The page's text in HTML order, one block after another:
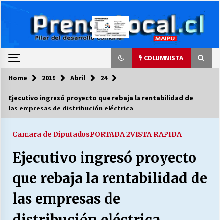
COLUMNISTA
COLUMNISTA
03/08/2026
LA DC POR SIEMPRE.RECORDANDO 69 AÑOS DE
HISTORIA
28/07/2026
“ORGULLOSOS DE SER DC” SALUDA EL
Home 2019 Abril 24
Ejecutivo ingresó proyecto que rebaja la rentabilidad de
las empresas de distribución eléctrica
Camara de DiputadosPORTADA 2VISTA RAPIDA
Ejecutivo ingresó proyecto
que rebaja la rentabilidad de
las empresas de